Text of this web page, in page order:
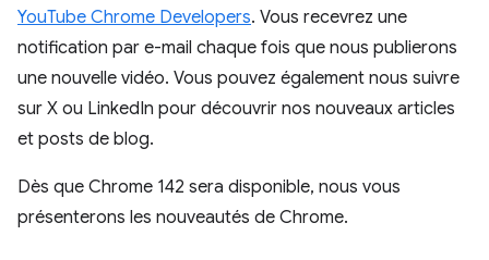
YouTube Chrome Developers. Vous recevrez une
notification par e-mail chaque fois que nous publierons
une nouvelle vidéo. Vous pouvez également nous suivre
sur X ou LinkedIn pour découvrir nos nouveaux articles
et posts de blog.
Dès que Chrome 142 sera disponible, nous vous
présenterons les nouveautés de Chrome.